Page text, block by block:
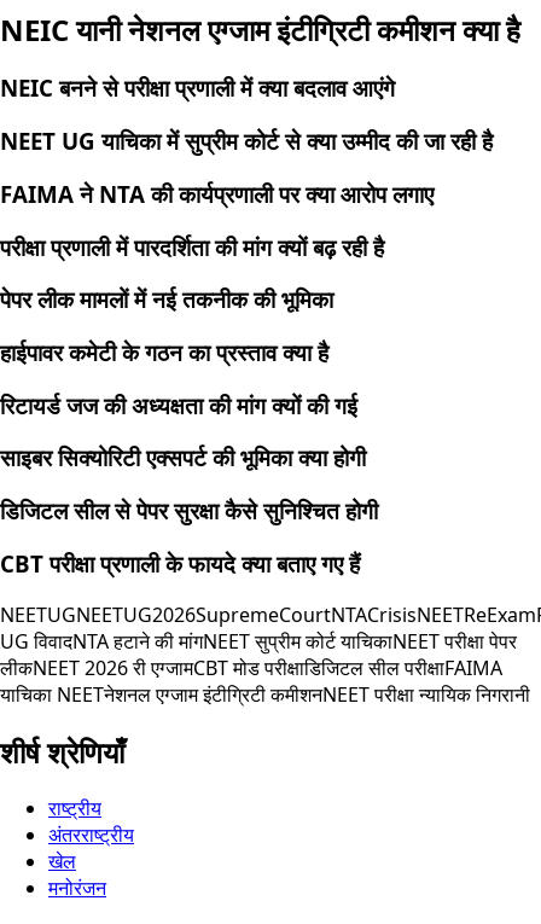
NEIC यानी नेशनल एग्जाम इंटीग्रिटी कमीशन क्या है
NEIC बनने से परीक्षा प्रणाली में क्या बदलाव आएंगे
NEET UG याचिका में सुप्रीम कोर्ट से क्या उम्मीद की जा रही है
FAIMA ने NTA की कार्यप्रणाली पर क्या आरोप लगाए
परीक्षा प्रणाली में पारदर्शिता की मांग क्यों बढ़ रही है
पेपर लीक मामलों में नई तकनीक की भूमिका
हाईपावर कमेटी के गठन का प्रस्ताव क्या है
रिटायर्ड जज की अध्यक्षता की मांग क्यों की गई
साइबर सिक्योरिटी एक्सपर्ट की भूमिका क्या होगी
डिजिटल सील से पेपर सुरक्षा कैसे सुनिश्चित होगी
CBT परीक्षा प्रणाली के फायदे क्या बताए गए हैं
NEETUGNEETUG2026SupremeCourtNTACrisisNEETReExam
UG विवादNTA हटाने की मांगNEET सुप्रीम कोर्ट याचिकाNEET परीक्षा पेपर
लीकNEET 2026 री एग्जामCBT मोड परीक्षाडिजिटल सील परीक्षाFAIMA
याचिका NEETनेशनल एग्जाम इंटीग्रिटी कमीशनNEET परीक्षा न्यायिक निगरानी
शीर्ष श्रेणियाँ
राष्ट्रीय
अंतरराष्ट्रीय
खेल
मनोरंजन